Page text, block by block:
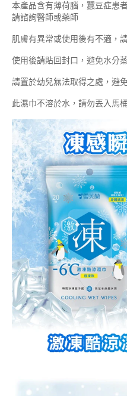
本產品含有薄荷腦，蠶豆症患
請諮詢醫師或藥師
肌膚有異常或使用後有不適，
使用後請貼回封口，避免水分
請置於幼兒無法取得之處，避
此濕巾不溶於水，請勿丟入馬